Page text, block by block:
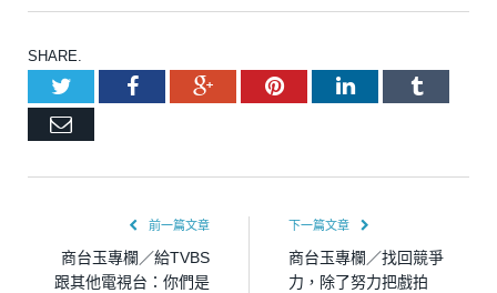
SHARE.
TwitterFacebookGoogle+PinterestLinkedInTumblr
Email
前一篇文章
商台玉專欄／給TVBS
跟其他電視台：你們是
下一篇文章
商台玉專欄／找回競爭
力，除了努力把戲拍